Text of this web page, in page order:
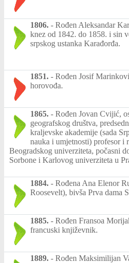
1806. - Rođen Aleksandar
knez od 1842. do 1858. i sin
srpskog ustanka Karađorđa.
1851. - Rođen Josif
horovođa.
1865. - Rođen Jovan Cvijić,
geografskog društva,
kraljevske akademije (sada
nauka i umjetnosti) profesor i
Beogradskog univerziteta, počasni
Sorbone i Karlovog univerziteta u
1884. - Rođena Ana Elenor
Roosevelt), bivša Prva dama
1885. - Rođen Fransoa
francuski književnik.
1889. - Rođen Maksimilijan